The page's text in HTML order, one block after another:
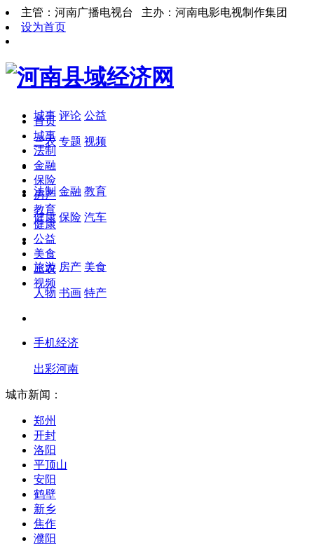
主管：河南广播电视台 主办：河南电影电视制作集团
设为首页
城事 评论 公益
三农 专题 视频
法制 金融 教育
健康 保险 汽车
旅游 房产 美食
人物 书画 特产
手机经济
出彩河南
首页
城事
法制
金融
保险
房产
教育
健康
公益
美食
三农
视频
城市新闻：
郑州
开封
洛阳
平顶山
安阳
鹤壁
新乡
焦作
濮阳